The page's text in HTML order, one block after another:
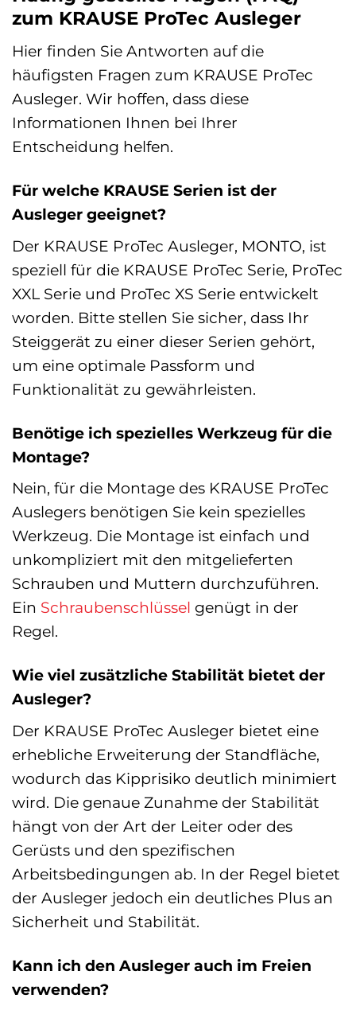
zum KRAUSE ProTec Ausleger
Hier finden Sie Antworten auf die
häufigsten Fragen zum KRAUSE ProTec
Ausleger. Wir hoffen, dass diese
Informationen Ihnen bei Ihrer
Entscheidung helfen.
Für welche KRAUSE Serien ist der
Ausleger geeignet?
Der KRAUSE ProTec Ausleger, MONTO, ist
speziell für die KRAUSE ProTec Serie, ProTec
XXL Serie und ProTec XS Serie entwickelt
worden. Bitte stellen Sie sicher, dass Ihr
Steiggerät zu einer dieser Serien gehört,
um eine optimale Passform und
Funktionalität zu gewährleisten.
Benötige ich spezielles Werkzeug für die
Montage?
Nein, für die Montage des KRAUSE ProTec
Auslegers benötigen Sie kein spezielles
Werkzeug. Die Montage ist einfach und
unkompliziert mit den mitgelieferten
Schrauben und Muttern durchzuführen.
Ein Schraubenschlüssel genügt in der
Regel.
Wie viel zusätzliche Stabilität bietet der
Ausleger?
Der KRAUSE ProTec Ausleger bietet eine
erhebliche Erweiterung der Standfläche,
wodurch das Kipprisiko deutlich minimiert
wird. Die genaue Zunahme der Stabilität
hängt von der Art der Leiter oder des
Gerüsts und den spezifischen
Arbeitsbedingungen ab. In der Regel bietet
der Ausleger jedoch ein deutliches Plus an
Sicherheit und Stabilität.
Kann ich den Ausleger auch im Freien
verwenden?